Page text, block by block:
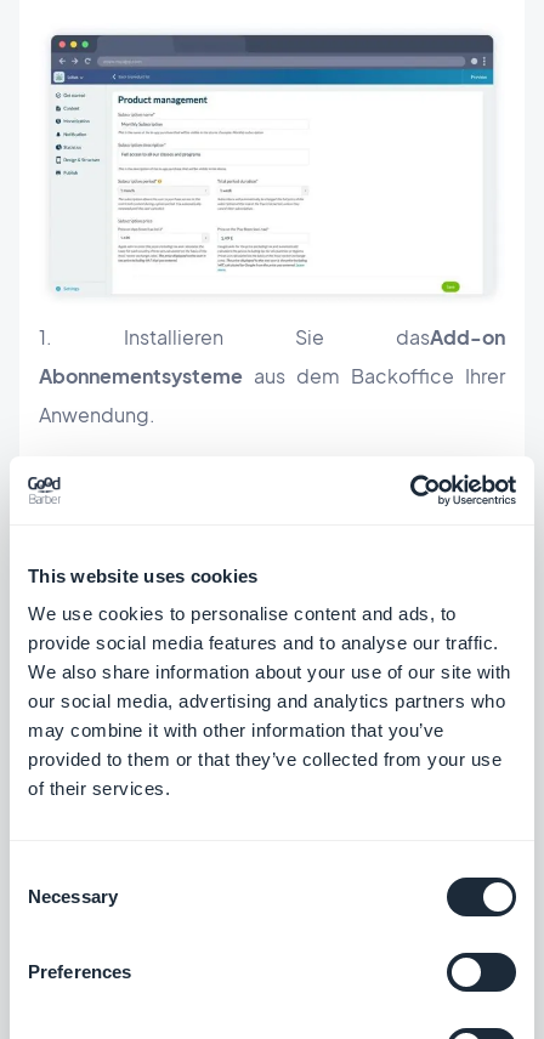
This website uses cookies
We use cookies to personalise content and ads, to
provide social media features and to analyse our traffic.
We also share information about your use of our site with
our social media, advertising and analytics partners who
may combine it with other information that you’ve
provided to them or that they’ve collected from your use
of their services.
Selection
Necessary
Preferences
1. Installieren Sie dasAdd-on
Abonnementsysteme aus dem Backoffice Ihrer
Anwendung.
Hinweis: Das
Add-on "Integriertes Kaufen" ist
Benutzer:Authentifizierung, Gemeinschaft,
Nutzerergruppen, Chat
Local Geschäft:Treuekarte, Club-Karte und
Coupons
Um das Add-onAbonnementsystemzuinstallieren
,werden diese aus Ihrer Anwendung gelöscht,
wenn Sie eines der oben genannten Add-ons
Für weitere Informationen über die Migration Ihrer
Online-